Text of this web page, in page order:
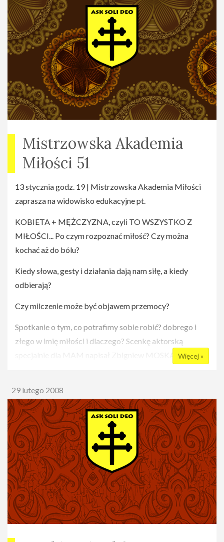
biletach można uzyskać u koordynatorki widowiska - Ani
Blicharz, tel. 509 262 685.
Mistrzowska Akademia
Miłości 51
13 stycznia godz. 19 | Mistrzowska Akademia Miłości
zaprasza na widowisko edukacyjne pt.
KOBIETA + MĘŻCZYZNA, czyli TO WSZYSTKO Z
MIŁOŚCI... Po czym rozpoznać miłość? Czy można
kochać aż do bólu?
Kiedy słowa, gesty i działania dają nam siłę, a kiedy
odbierają?
Czy milczenie może być objawem przemocy?
Spotkanie o tym, co potrafimy sobie robić? dobrego i
złego w imię miłości i dlaczego? Scenkę aktorską
specjalnie dla MAM napisał Zbigniew MOSKAL.
Bilety w cenie 15 zł do nabycia WYŁĄCZNIE na
GODZINĘ przed rozpoczęciem widowiska przy sali
teatralnej w Dobrym Miejscu (będziemy wdzięczni za
wcześniejsze przybycie). Grupy prosimy zgłaszać pod nr
tel. 692 513 538. Uwaga: KAŻDY Z NASZYCH
WIDZÓW WEJDZIE NA SALĘ!
13 stycznia, środa, 2010, godz. 19.00-21.45
Miejsce: Centrum Kultury Dobre Miejsce, Warszawa, ul.
Dewajtis 3.
Więcej »
29 lutego 2008